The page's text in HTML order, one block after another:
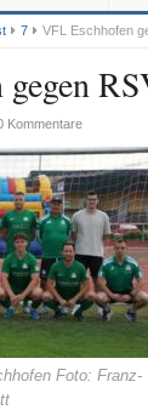
7 VFL Eschhofen
Kommentare
Foto: Franz-